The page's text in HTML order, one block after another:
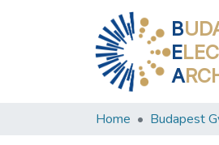
B
E
A
Home Budapest